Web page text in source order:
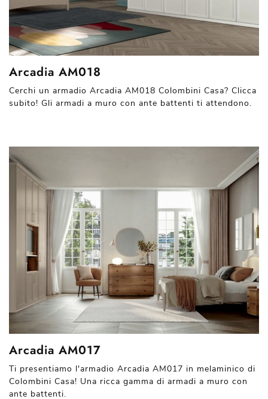
Arcadia AM018
Cerchi un armadio Arcadia AM018 Colombini Casa? Clicca
subito! Gli armadi a muro con ante battenti ti attendono.
Arcadia AM017
Ti presentiamo l'armadio Arcadia AM017 in melaminico di
Colombini Casa! Una ricca gamma di armadi a muro con
ante battenti.